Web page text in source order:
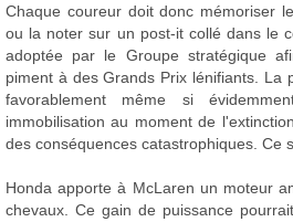
Chaque coureur doit donc mémoriser
ou la noter sur un post-it collé dans le
adoptée par le Groupe stratégique
piment à des Grands Prix lénifiants. La
favorablement même si
immobilisation au moment de
des conséquences catastrophiques. Ce
Honda apporte à McLaren un moteur
chevaux. Ce gain de puissance